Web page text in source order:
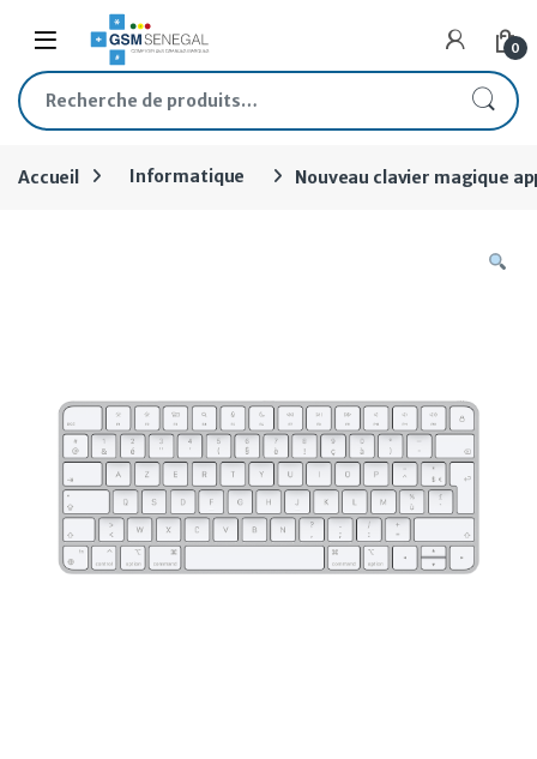
Skip to navigation
Skip to content
Open 0
Recherche pour :
Accueil Informatique Nouveau clavier magique